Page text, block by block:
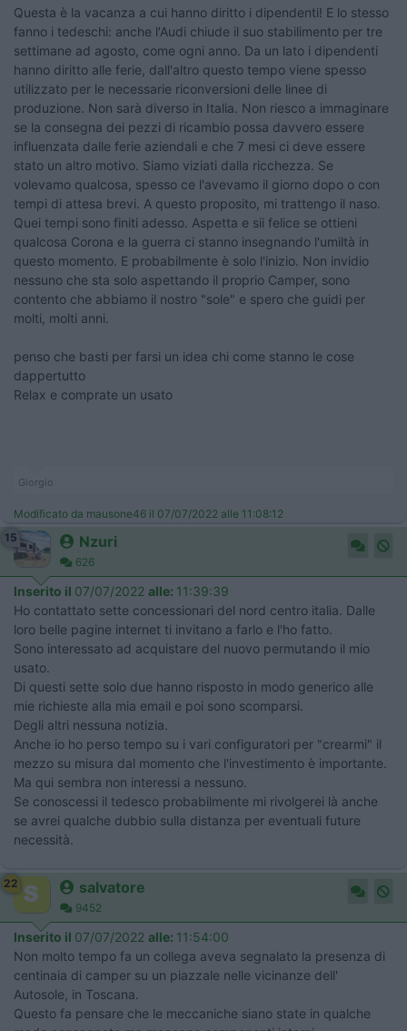
Questa è la vacanza a cui hanno diritto i dipendenti! E lo stesso
fanno i tedeschi: anche l'Audi chiude il suo stabilimento per tre
settimane ad agosto, come ogni anno. Da un lato i dipendenti
hanno diritto alle ferie, dall'altro questo tempo viene spesso
utilizzato per le necessarie riconversioni delle linee di
produzione. Non sarà diverso in Italia. Non riesco a immaginare
se la consegna dei pezzi di ricambio possa davvero essere
influenzata dalle ferie aziendali e che 7 mesi ci deve essere
stato un altro motivo. Siamo viziati dalla ricchezza. Se
volevamo qualcosa, spesso ce l'avevamo il giorno dopo o con
tempi di attesa brevi. A questo proposito, mi trattengo il naso.
Quei tempi sono finiti adesso. Aspetta e sii felice se ottieni
qualcosa Corona e la guerra ci stanno insegnando l'umiltà in
questo momento. E probabilmente è solo l'inizio. Non invidio
nessuno che sta solo aspettando il proprio Camper, sono
contento che abbiamo il nostro "sole" e spero che guidi per
molti, molti anni.
penso che basti per farsi un idea chi come stanno le cose
dappertutto
Relax e comprate un usato
Giorgio
Modificato da mausone46 il 07/07/2022 alle 11:08:12
15
Nzuri
626
Inserito il 07/07/2022 alle: 11:39:39
Ho contattato sette concessionari del nord centro italia. Dalle
loro belle pagine internet ti invitano a farlo e l'ho fatto.
Sono interessato ad acquistare del nuovo permutando il mio
usato.
Di questi sette solo due hanno risposto in modo generico alle
mie richieste alla mia email e poi sono scomparsi.
Degli altri nessuna notizia.
Anche io ho perso tempo su i vari configuratori per "crearmi" il
mezzo su misura dal momento che l'investimento è importante.
Ma qui sembra non interessi a nessuno.
Se conoscessi il tedesco probabilmente mi rivolgerei là anche
se avrei qualche dubbio sulla distanza per eventuali future
necessità.
22 salvatore
9452
Inserito il 07/07/2022 alle: 11:54:00
Non molto tempo fa un collega aveva segnalato la presenza di
centinaia di camper su un piazzale nelle vicinanze dell'
Autosole, in Toscana.
Questo fa pensare che le meccaniche siano state in qualche